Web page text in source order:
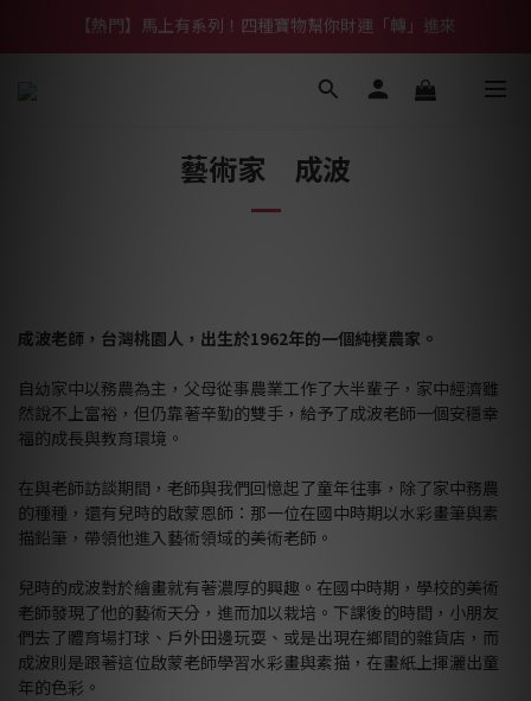
【熱門】馬上有系列！四種寶物幫你財運「轉」進來
【補貨通知】悟道齊天大聖｜到貨拉！
【熱門】馬上有系列！四種寶物幫你財運「轉」進來
藝術家 成波
成波老師，台灣桃園人，出生於1962年的一個純樸農家。
自幼家中以務農為主，父母從事農業工作了大半輩子，家中經濟雖
然說不上富裕，但仍靠著辛勤的雙手，給予了成波老師一個安穩幸
福的成長與教育環境。
在與老師訪談期間，老師與我們回憶起了童年往事，除了家中務農
的種種，還有兒時的啟蒙恩師：那一位在國中時期以水彩畫筆與素
描鉛筆，帶領他進入藝術領域的美術老師。
兒時的成波對於繪畫就有著濃厚的興趣。在國中時期，學校的美術
老師發現了他的藝術天分，進而加以栽培。下課後的時間，小朋友
們去了體育場打球、戶外田邊玩耍、或是出現在鄉間的雜貨店，而
成波則是跟著這位啟蒙老師學習水彩畫與素描，在畫紙上揮灑出童
年的色彩。